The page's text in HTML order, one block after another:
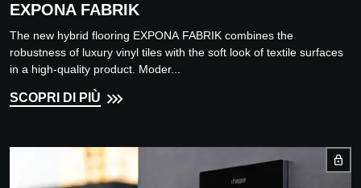
EXPONA FABRIK
The new hybrid flooring EXPONA FABRIK combines the
robustness of luxury vinyl tiles with the soft look of textile surfaces
in a high-quality product. Moder...
SCOPRI DI PIÙ